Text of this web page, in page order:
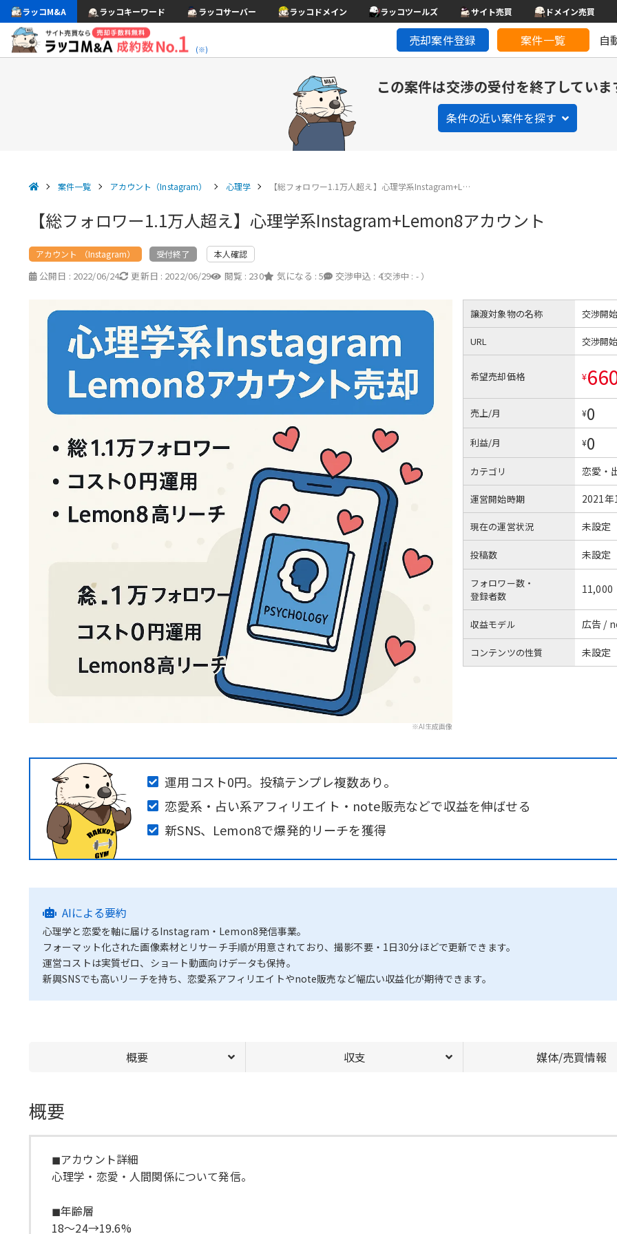
ラッコM&A ラッコキーワード ラッコサーバー ラッコドメイン ラッコツールズ サイト売買 ドメイン売買
(※)
売却案件登録 案件一覧 自
この案件は交渉の受付を終了していま
条件の近い案件を探す
案件一覧 アカウント（Instagram） 心理学 【総フォロワー1.1万人超え】心理学系Instagram+L…
【総フォロワー1.1万人超え】心理学系Instagram+Lemon8アカウント
アカウント （Instagram） 受付終了 本人確認
公開日 : 2022/06/24 更新日 : 2022/06/29 閲覧 : 230 気になる : 5 交渉申込 : 4
（交渉中 : - ）
※AI生成画像
譲渡対象物の名称 交渉開
URL 交渉開
希望売却価格 ¥
売上/月 ¥0
利益/月 ¥0
カテゴリ 恋愛・
運営開始時期 2021年
現在の運営状況 未設定
投稿数 未設定
フォロワー数・
登録者数
11,000
収益モデル 広告 /
コンテンツの性質 未設定
運用コスト0円。投稿テンプレ複数あり。
恋愛系・占い系アフィリエイト・note販売などで収益を伸ばせる
新SNS、Lemon8で爆発的リーチを獲得
AIによる要約
心理学と恋愛を軸に届けるInstagram・Lemon8発信事業。
フォーマット化された画像素材とリサーチ手順が用意されており、撮影不要・1日30分ほどで更新できます。
運営コストは実質ゼロ、ショート動画向けデータも保持。
新興SNSでも高いリーチを持ち、恋愛系アフィリエイトやnote販売など幅広い収益化が期待できます。
概要 収支 媒体/売買情報
概要
◼︎アカウント詳細
心理学・恋愛・人間関係について発信。
◼︎年齢層
18〜24→19.6%